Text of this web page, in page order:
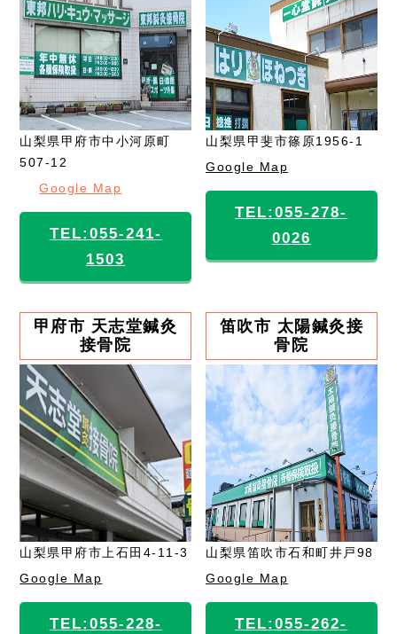
山梨県甲府市中小河原町
507-12
Google Map
TEL:055-241-
1503
山梨県甲斐市篠原1956-1
Google Map
TEL:055-278-
0026
甲府市 天志堂鍼灸
接骨院
山梨県甲府市上石田4-11-3
Google Map
TEL:055-228-
笛吹市 太陽鍼灸接
骨院
山梨県笛吹市石和町井戸98
Google Map
TEL:055-262-